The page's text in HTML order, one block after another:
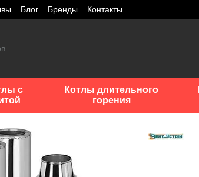
Блог Бренды Контакты
с
Котлы длительного
горения